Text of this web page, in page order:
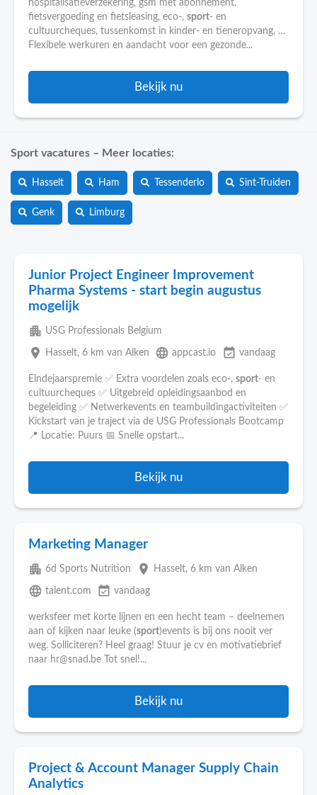
hospitalisatieverzekering, gsm met abonnement,
fietsvergoeding en fietsleasing, eco-, sport- en
cultuurcheques, tussenkomst in kinder- en tieneropvang, …
Flexibele werkuren en aandacht voor een gezonde...
Bekijk nu
Sport vacatures – Meer locaties:
Hasselt Ham Tessenderlo Sint-Truiden
Genk Limburg
Junior Project Engineer Improvement
Pharma Systems - start begin augustus
mogelijk
apartment USG Professionals Belgium
place Hasselt, 6 km van Alken language appcast.io event_available vandaag
Eindejaarspremie ✅ Extra voordelen zoals eco-, sport- en
cultuurcheques ✅ Uitgebreid opleidingsaanbod en
begeleiding ✅ Netwerkevents en teambuildingactiviteiten ✅
Kickstart van je traject via de USG Professionals Bootcamp
📍 Locatie: Puurs 📅 Snelle opstart...
Bekijk nu
Marketing Manager
apartment 6d Sports Nutrition place Hasselt, 6 km van Alken
language talent.com event_available vandaag
werksfeer met korte lijnen en een hecht team – deelnemen
aan of kijken naar leuke (sport)events is bij ons nooit ver
weg. Solliciteren? Heel graag! Stuur je cv en motivatiebrief
naar hr@snad.be Tot snel!...
Bekijk nu
Project & Account Manager Supply Chain
Analytics